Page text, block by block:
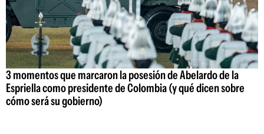
3 momentos que marcaron la posesión de Abelardo de la
Espriella como presidente de Colombia (y qué dicen sobre
cómo será su gobierno)